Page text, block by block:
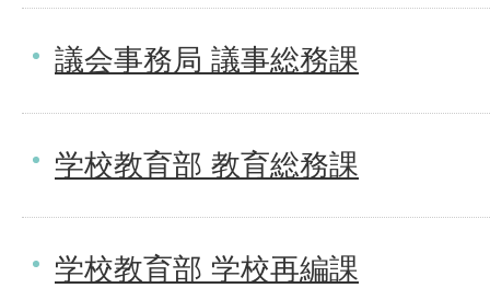
議会事務局 議事総務課
学校教育部 教育総務課
学校教育部 学校再編課